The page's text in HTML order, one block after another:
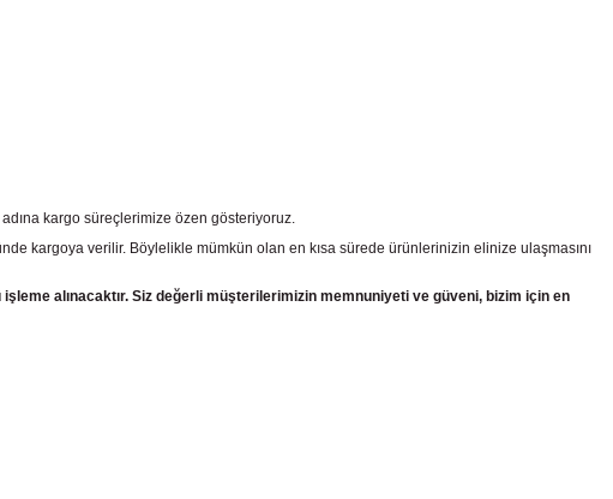
kargo süreçlerimize özen gösteriyoruz.
kargoya verilir. Böylelikle mümkün olan en kısa sürede ürünlerinizin elinize ulaşmasını
alınacaktır. Siz değerli müşterilerimizin memnuniyeti ve güveni, bizim için en